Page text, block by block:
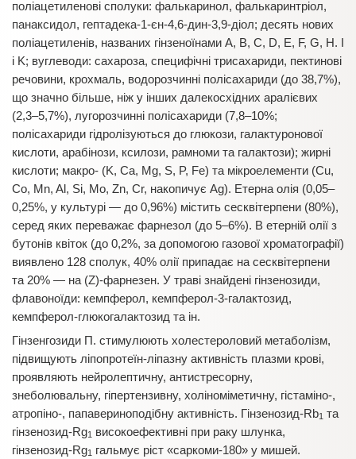
поліацетиленові сполуки: фалькаринол, фалькаринтріол,
панаксидол, гептадека-1-єн-4,6-дин-3,9-діол; десять нових
поліацетиленів, названих гінзеноїнами A, B, C, D, E, F, G, H. I
і K; вуглеводи: сахароза, специфічні трисахариди, пектинові
речовини, крохмаль, водорозчинні полісахариди (до 38,7%),
що значно більше, ніж у інших далекосхідних аралієвих
(2,3–5,7%), лугорозчинні полісахариди (7,8–10%;
полісахариди гідролізуються до глюкози, галактуронової
кислоти, арабінози, ксилози, рамноми та галактози); жирні
кислоти; макро- (K, Ca, Mg, S, P, Fe) та мікроелементи (Cu,
Co, Mn, Al, Si, Mo, Zn, Cr, накопичує Ag). Етерна олія (0,05–
0,25%, у культурі — до 0,96%) містить сесквітерпени (80%),
серед яких переважає фарнезол (до 5–6%). В етерній олії з
бутонів квіток (до 0,2%, за допомогою газової хроматографії)
виявлено 128 сполук, 40% олії припадає на сесквітерпени
та 20% — на (Z)-фарнезен. У траві знайдені гінзенозиди,
флавоноїди: кемпферол, кемпферол-3-галактозид,
кемпферол-глюкогалактозид та ін.
Гінзенгозиди П. стимулюють холестероловий метаболізм,
підвищують ліпопротеїн-ліпазну активність плазми крові,
проявляють нейролептичну, антистресорну,
знеболювальну, гіпертензивну, холіноміметичну, гістаміно-,
атропіно-, папавериноподібну активність. Гінзенозид-Rb1 та
гінзенозид-Rg1
високоефективні при раку шлунка,
гінзенозид-Rg1
гальмує ріст «саркоми-180» у мишей.